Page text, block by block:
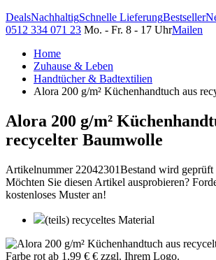
DealsNachhaltigSchnelle LieferungBestseller
0512 334 071 23 Mo. - Fr. 8 - 17 UhrMailen
Home
Zuhause & Leben
Handtücher & Badtextilien
Alora 200 g/m² Küchenhandtuch aus
Alora 200 g/m²
recycelter Baumwolle
Artikelnummer 22042301Bestand wird geprüft
Möchten Sie diesen Artikel ausprobieren?
kostenloses Muster an!
(teils) recyceltes Material